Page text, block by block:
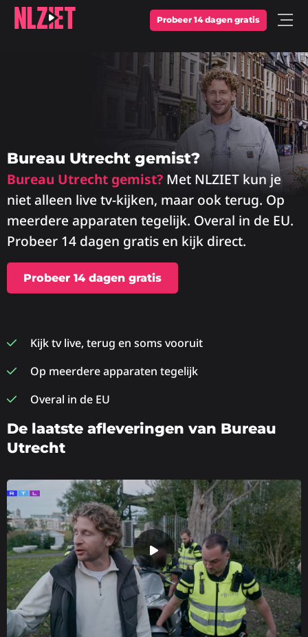
Probeer 14 dagen gratis Open
Bureau Utrecht gemist?
Bureau Utrecht gemist? Met NLZIET kun je
niet alleen live tv-kijken, maar ook terug. Op
meerdere apparaten tegelijk. Overal in de EU.
Probeer 14 dagen gratis en kijk direct.
Probeer 14 dagen gratis
Kijk tv live, terug en soms vooruit
Op meerdere apparaten tegelijk
Overal in de EU
De laatste afleveringen van Bureau
Utrecht